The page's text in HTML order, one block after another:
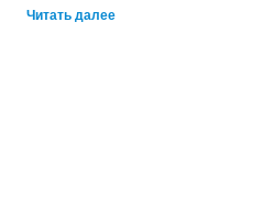
динамометры механические,
Читать далее